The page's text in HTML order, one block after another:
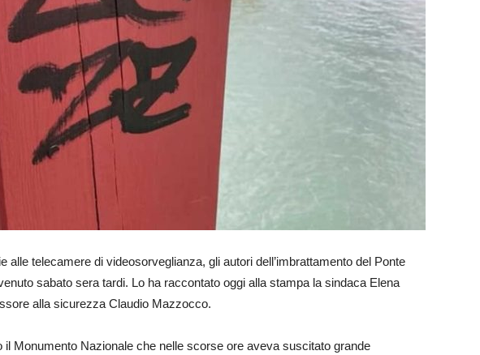
alle telecamere di videosorveglianza, gli autori dell’imbrattamento del Ponte
sabato sera tardi. Lo ha raccontato oggi alla stampa la sindaca Elena
alla sicurezza Claudio Mazzocco.
il Monumento Nazionale che nelle scorse ore aveva suscitato grande